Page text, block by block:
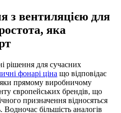
з вентиляцією для
яка
рішення для сучасних
фонарі ціна що відповідає
прямому виробничому
європейських брендів, що
призначення відносяться
Водночас більшість аналогів